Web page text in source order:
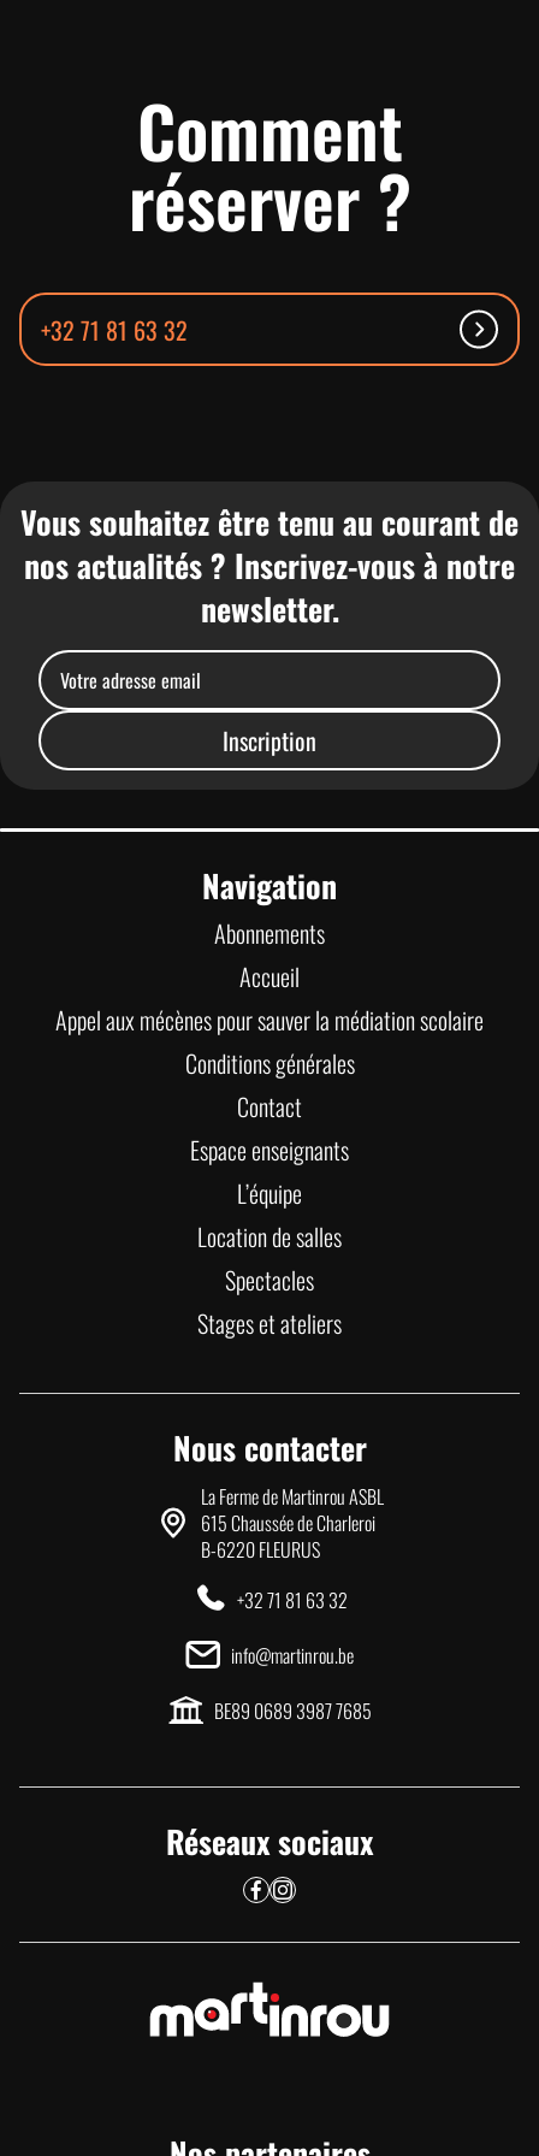
Comment
réserver ?
+32 71 81 63 32
Vous souhaitez être tenu au courant de
nos actualités ? Inscrivez-vous à notre
newsletter.
Navigation
Abonnements
Accueil
Appel aux mécènes pour sauver la médiation scolaire
Conditions générales
Contact
Espace enseignants
L’équipe
Location de salles
Spectacles
Stages et ateliers
Nous contacter
La Ferme de Martinrou ASBL
615 Chaussée de Charleroi
B-6220 FLEURUS
+32 71 81 63 32
info@martinrou.be
BE89 0689 3987 7685
Réseaux sociaux